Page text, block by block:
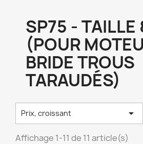
SP75 - TAILLE
(POUR
BRIDE TROUS
TARAUDÉS)
Prix, croissant 
Affichage 1-11 de 11 article(s)